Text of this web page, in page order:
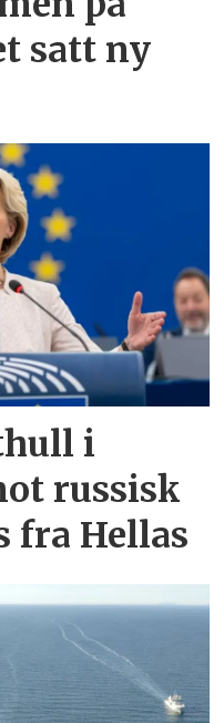
satt ny
i
russisk
fra Hellas